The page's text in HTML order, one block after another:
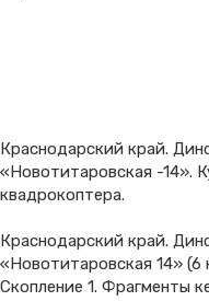
Краснодарский край.
«Новотитаровская -14».
квадрокоптера.
Краснодарский край.
«Новотитаровская 14» (6
Скопление 1. Фрагменты